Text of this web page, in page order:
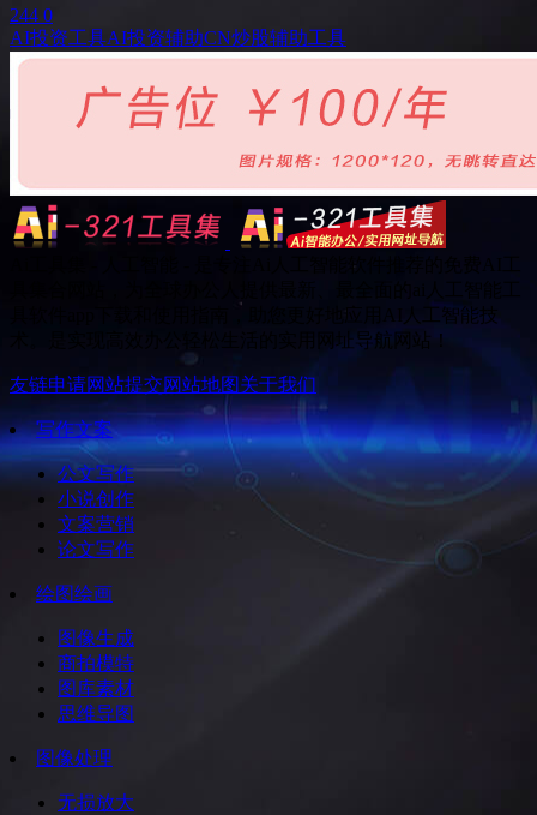
244 0
AI投资工具AI投资辅助CN炒股辅助工具
Ai工具集 - 人工智能 - 是专注Ai人工智能软件推荐的免费AI工
具软件app下载和使用指南，助您更好地应用AI人工智能技
术。是实现高效办公轻松生活的实用网址导航网站！
友链申请网站提交网站地图 关于我们
写作文案
公文写作
小说创作
文案营销
论文写作
绘图绘画
图像生成
商拍模特
图库素材
思维导图
图像处理
无损放大